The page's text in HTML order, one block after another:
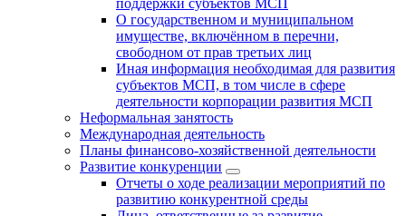
поддержки субъектов МСП
О государственном и муниципальном
имуществе, включённом в перечни,
свободном от прав третьих лиц
Иная информация необходимая для развития
субъектов МСП, в том числе в сфере
деятельности корпорации развития МСП
Неформальная занятость
Международная деятельность
Планы финансово-хозяйственной деятельности
Развитие конкуренции
Отчеты о ходе реализации мероприятий по
развитию конкурентной среды